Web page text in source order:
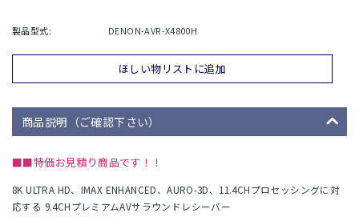
製品型式: DENON-AVR-X4800H
ほしい物リストに追加
商品説明（ご確認下さい）
■■特価お見積り商品です！！
8K ULTRA HD、IMAX ENHANCED、AURO-3D、11.4CHプロセッシングに対
応する 9.4CHプレミアムAVサラウンドレシーバー